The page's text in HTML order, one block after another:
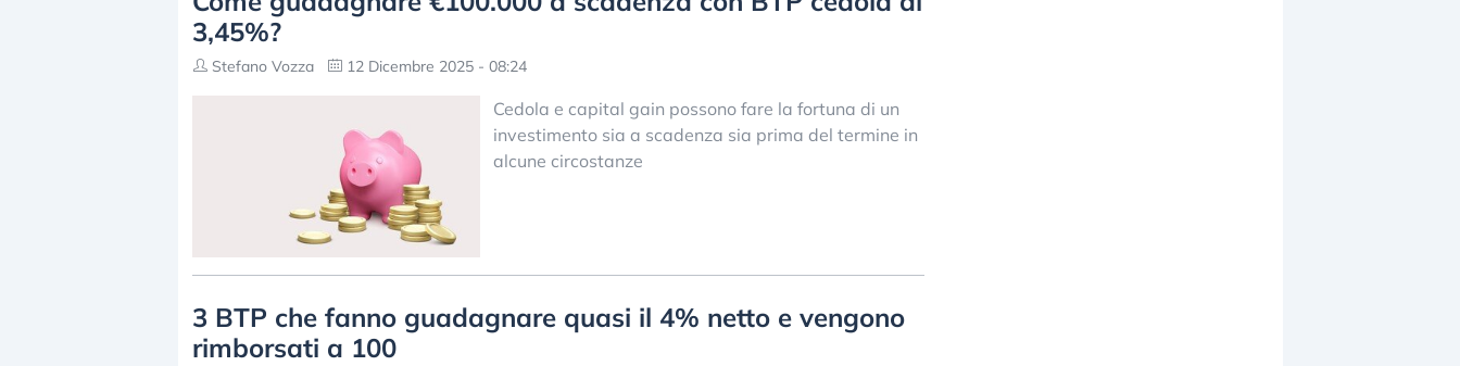
3,45%?
Stefano Vozza 12 Dicembre 2025 - 08:24
Cedola e capital gain possono fare la fortuna di un
investimento sia a scadenza sia prima del termine in
alcune circostanze
3 BTP che fanno guadagnare quasi il 4% netto e vengono
rimborsati a 100